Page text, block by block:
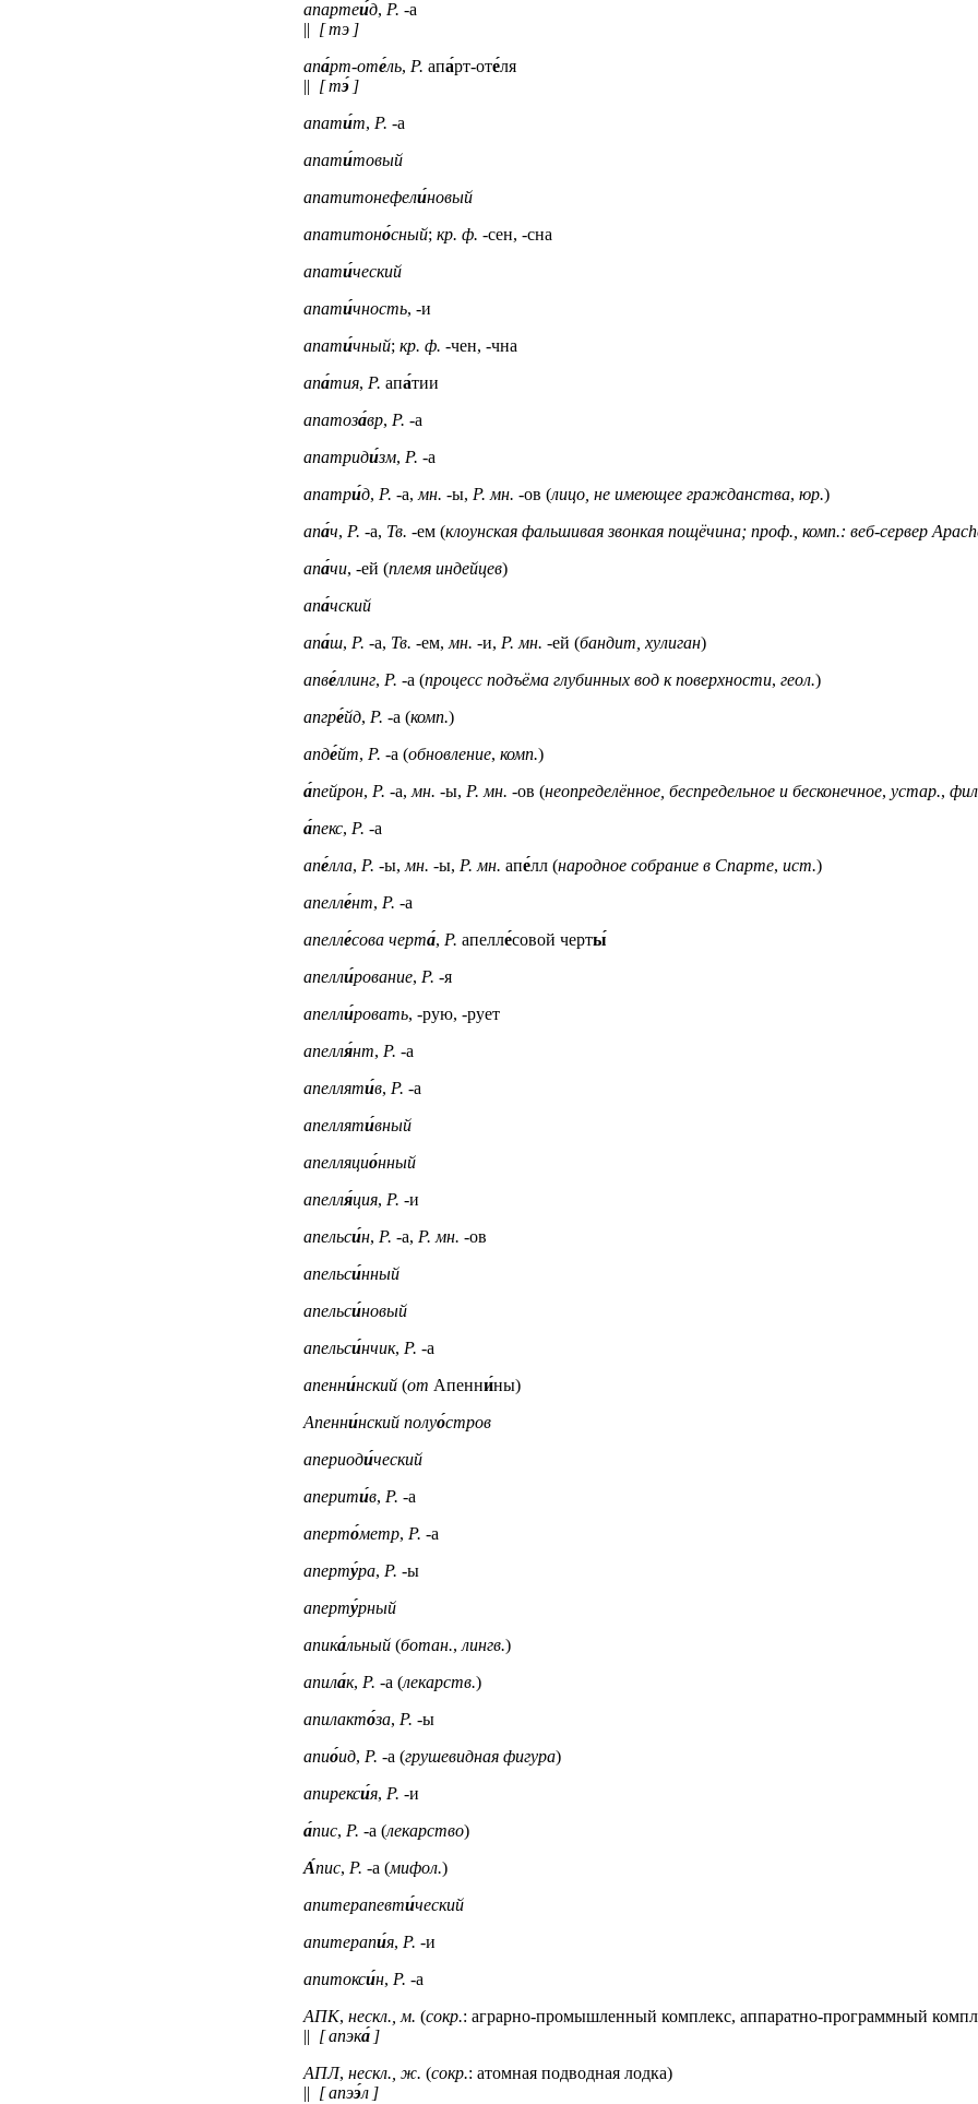
апартеи́д, Р. -а
|| [ тэ ]
апа́рт-оте́ль, Р. апа́рт-оте́ля
|| [ тэ́ ]
апати́т, Р. -а
апати́товый
апатитонефели́новый
апатитоно́сный; кр. ф. -сен, -сна
апати́ческий
апати́чность, -и
апати́чный; кр. ф. -чен, -чна
апа́тия, Р. апа́тии
апатоза́вр, Р. -а
апатриди́зм, Р. -а
апатри́д, Р. -а, мн. -ы, Р. мн. -ов (лицо, не имеющее гражданства, юр.)
апа́ч, Р. -а, Тв. -ем (клоунская фальшивая звонкая пощёчина; проф., комп.: веб-сервер
апа́чи, -ей (племя индейцев)
апа́чский
апа́ш, Р. -а, Тв. -ем, мн. -и, Р. мн. -ей (бандит, хулиган)
апве́ллинг, Р. -а (процесс подъёма глубинных вод к поверхности, геол.)
апгре́йд, Р. -а (комп.)
апде́йт, Р. -а (обновление, комп.)
а́пейрон, Р. -а, мн. -ы, Р. мн. -ов (неопределённое, беспредельное и бесконечное, устар.,
а́пекс, Р. -а
апе́лла, Р. -ы, мн. -ы, Р. мн. апе́лл (народное собрание в Спарте, ист.)
апелле́нт, Р. -а
апелле́сова черта́, Р. апелле́совой черты́
апелли́рование, Р. -я
апелли́ровать, -рую, -рует
апелля́нт, Р. -а
апелляти́в, Р. -а
апелляти́вный
апелляцио́нный
апелля́ция, Р. -и
апельси́н, Р. -а, Р. мн. -ов
апельси́нный
апельси́новый
апельси́нчик, Р. -а
апенни́нский (от Апенни́ны)
Апенни́нский полуо́стров
апериоди́ческий
аперити́в, Р. -а
аперто́метр, Р. -а
аперту́ра, Р. -ы
аперту́рный
апика́льный (ботан., лингв.)
апила́к, Р. -а (лекарств.)
апилакто́за, Р. -ы
апио́ид, Р. -а (грушевидная фигура)
апирекси́я, Р. -и
а́пис, Р. -а (лекарство)
А́пис, Р. -а (мифол.)
апитерапевти́ческий
апитерапи́я, Р. -и
апитокси́н, Р. -а
АПК, нескл., м. (сокр.: аграрно-промышленный комплекс, аппаратно-программный
|| [ апэка́ ]
АПЛ, нескл., ж. (сокр.: атомная подводная лодка)
|| [ апээ́л ]